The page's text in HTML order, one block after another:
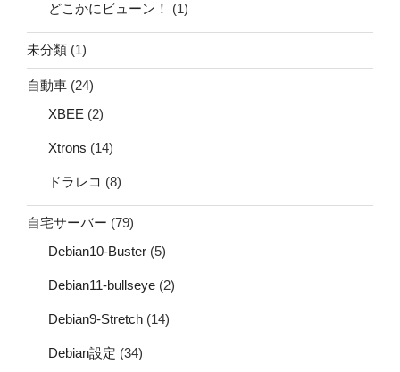
どこかにビューン！ (1)
未分類 (1)
自動車 (24)
XBEE (2)
Xtrons (14)
ドラレコ (8)
自宅サーバー (79)
Debian10-Buster (5)
Debian11-bullseye (2)
Debian9-Stretch (14)
Debian設定 (34)